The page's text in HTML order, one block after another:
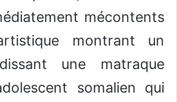
mécontents
montrant un
une matraque
somalien qui